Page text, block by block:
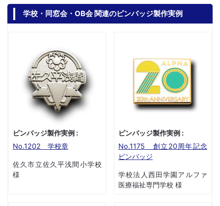
学校・同窓会・OB会 関連のピンバッジ製作実例
ピンバッジ製作実例 :
No.1202 学校章
佐久市立佐久平浅間小学校
様
ピンバッジ製作実例 :
No.1175 創立20周年記念
ピンバッジ
学校法人西田学園アルファ
医療福祉専門学校 様